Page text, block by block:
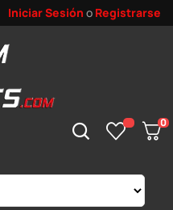
Iniciar Sesión o Registrarse
0